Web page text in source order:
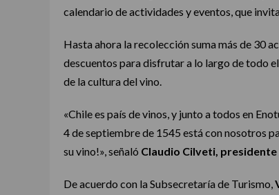
calendario de actividades y eventos, que
Hasta ahora la recolección suma más de 30
descuentos para disfrutar a lo largo de todo
de la cultura del vino.
«Chile es país de vinos, y junto a todos en
4 de septiembre de 1545 está con nosotros
su vino!», señaló Claudio Cilveti,
De acuerdo con la Subsecretaría de Turismo,